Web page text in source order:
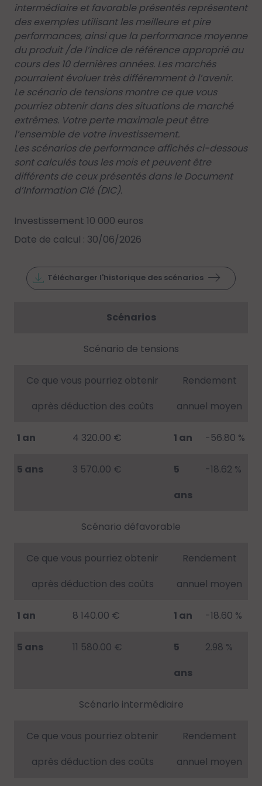
intermédiaire et favorable présentés représentent
des exemples utilisant les meilleure et pire
performances, ainsi que la performance moyenne
du produit /de l’indice de référence approprié au
cours des 10 dernières années. Les marchés
pourraient évoluer très différemment à l’avenir.
Le scénario de tensions montre ce que vous
pourriez obtenir dans des situations de marché
extrêmes. Votre perte maximale peut être
l’ensemble de votre investissement.
Les scénarios de performance affichés ci-dessous
sont calculés tous les mois et peuvent être
différents de ceux présentés dans le Document
d’Information Clé (DIC).
Investissement 10 000 euros
Date de calcul : 30/06/2026
Télécharger l'historique des scénarios
Scénarios
Scénario de tensions
Ce que vous pourriez obtenir
après déduction des coûts
Rendement
annuel moyen
1 an 4 320.00 € 1 an -56.80 %
5 ans 3 570.00 €
5
ans
-18.62 %
Scénario défavorable
Ce que vous pourriez obtenir
après déduction des coûts
Rendement
annuel moyen
1 an 8 140.00 € 1 an -18.60 %
5 ans 11 580.00 €
5
ans
2.98 %
Scénario intermédiaire
Ce que vous pourriez obtenir
après déduction des coûts
Rendement
annuel moyen